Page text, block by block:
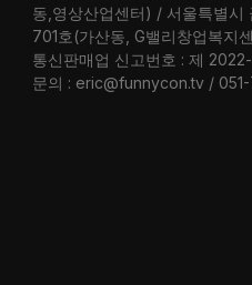
동,영상산업센터) / 서울특별시
701호(가산동, G밸리창업복지
통신판매업 신고번호 : 제
문의 : eric@funnycon.tv /